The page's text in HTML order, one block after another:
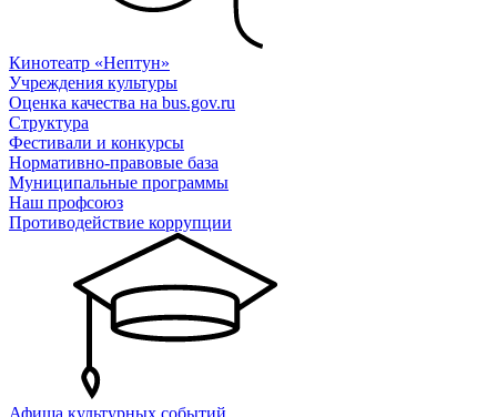
Кинотеатр «Нептун»
Учреждения культуры
Оценка качества на bus.gov.ru
Структура
Фестивали и конкурсы
Нормативно-правовые база
Муниципальные программы
Наш профсоюз
Противодействие коррупции
Афиша культурных событий